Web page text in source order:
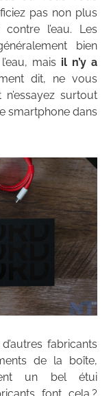
pas non plus
l’eau. Les
bien
mais il n’y a
dit, ne vous
surtout
smartphone dans
fabricants
de la boîte,
un bel étui